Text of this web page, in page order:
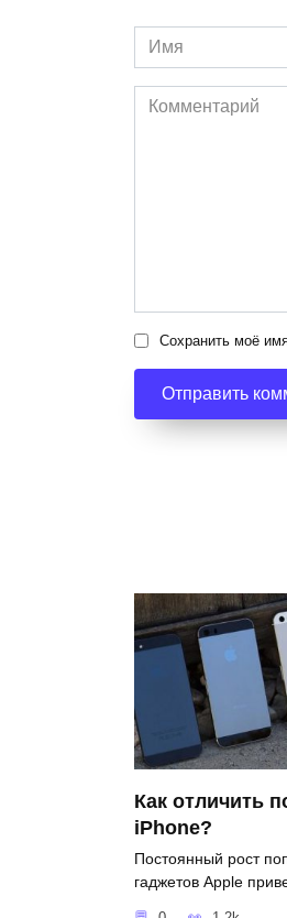
Имя
*
Комментарий
Сохранить моё
Как отличить
iPhone?
Постоянный рост
гаджетов Apple